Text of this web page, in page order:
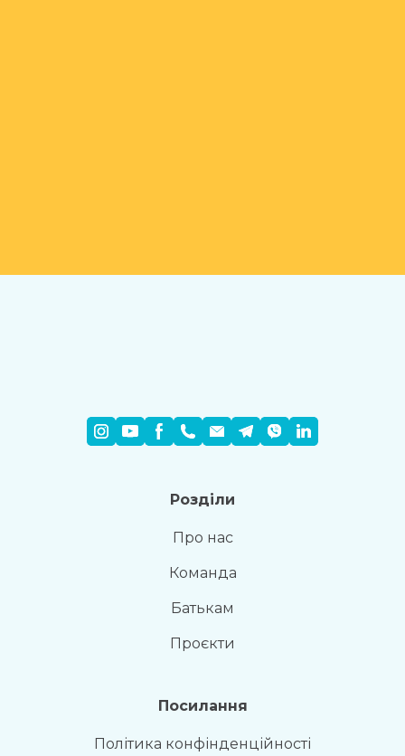
Розділи
Про нас
Команда
Батькам
Проєкти
Посилання
Політика конфінденційності